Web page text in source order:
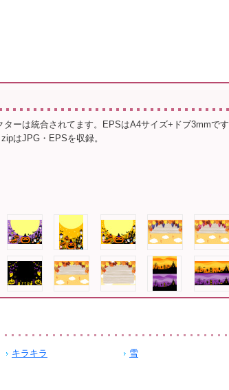
ーは統合されてます。EPSはA4サイズ+ドブ3mmです
はJPG・EPSを収録。
キラキラ
雪